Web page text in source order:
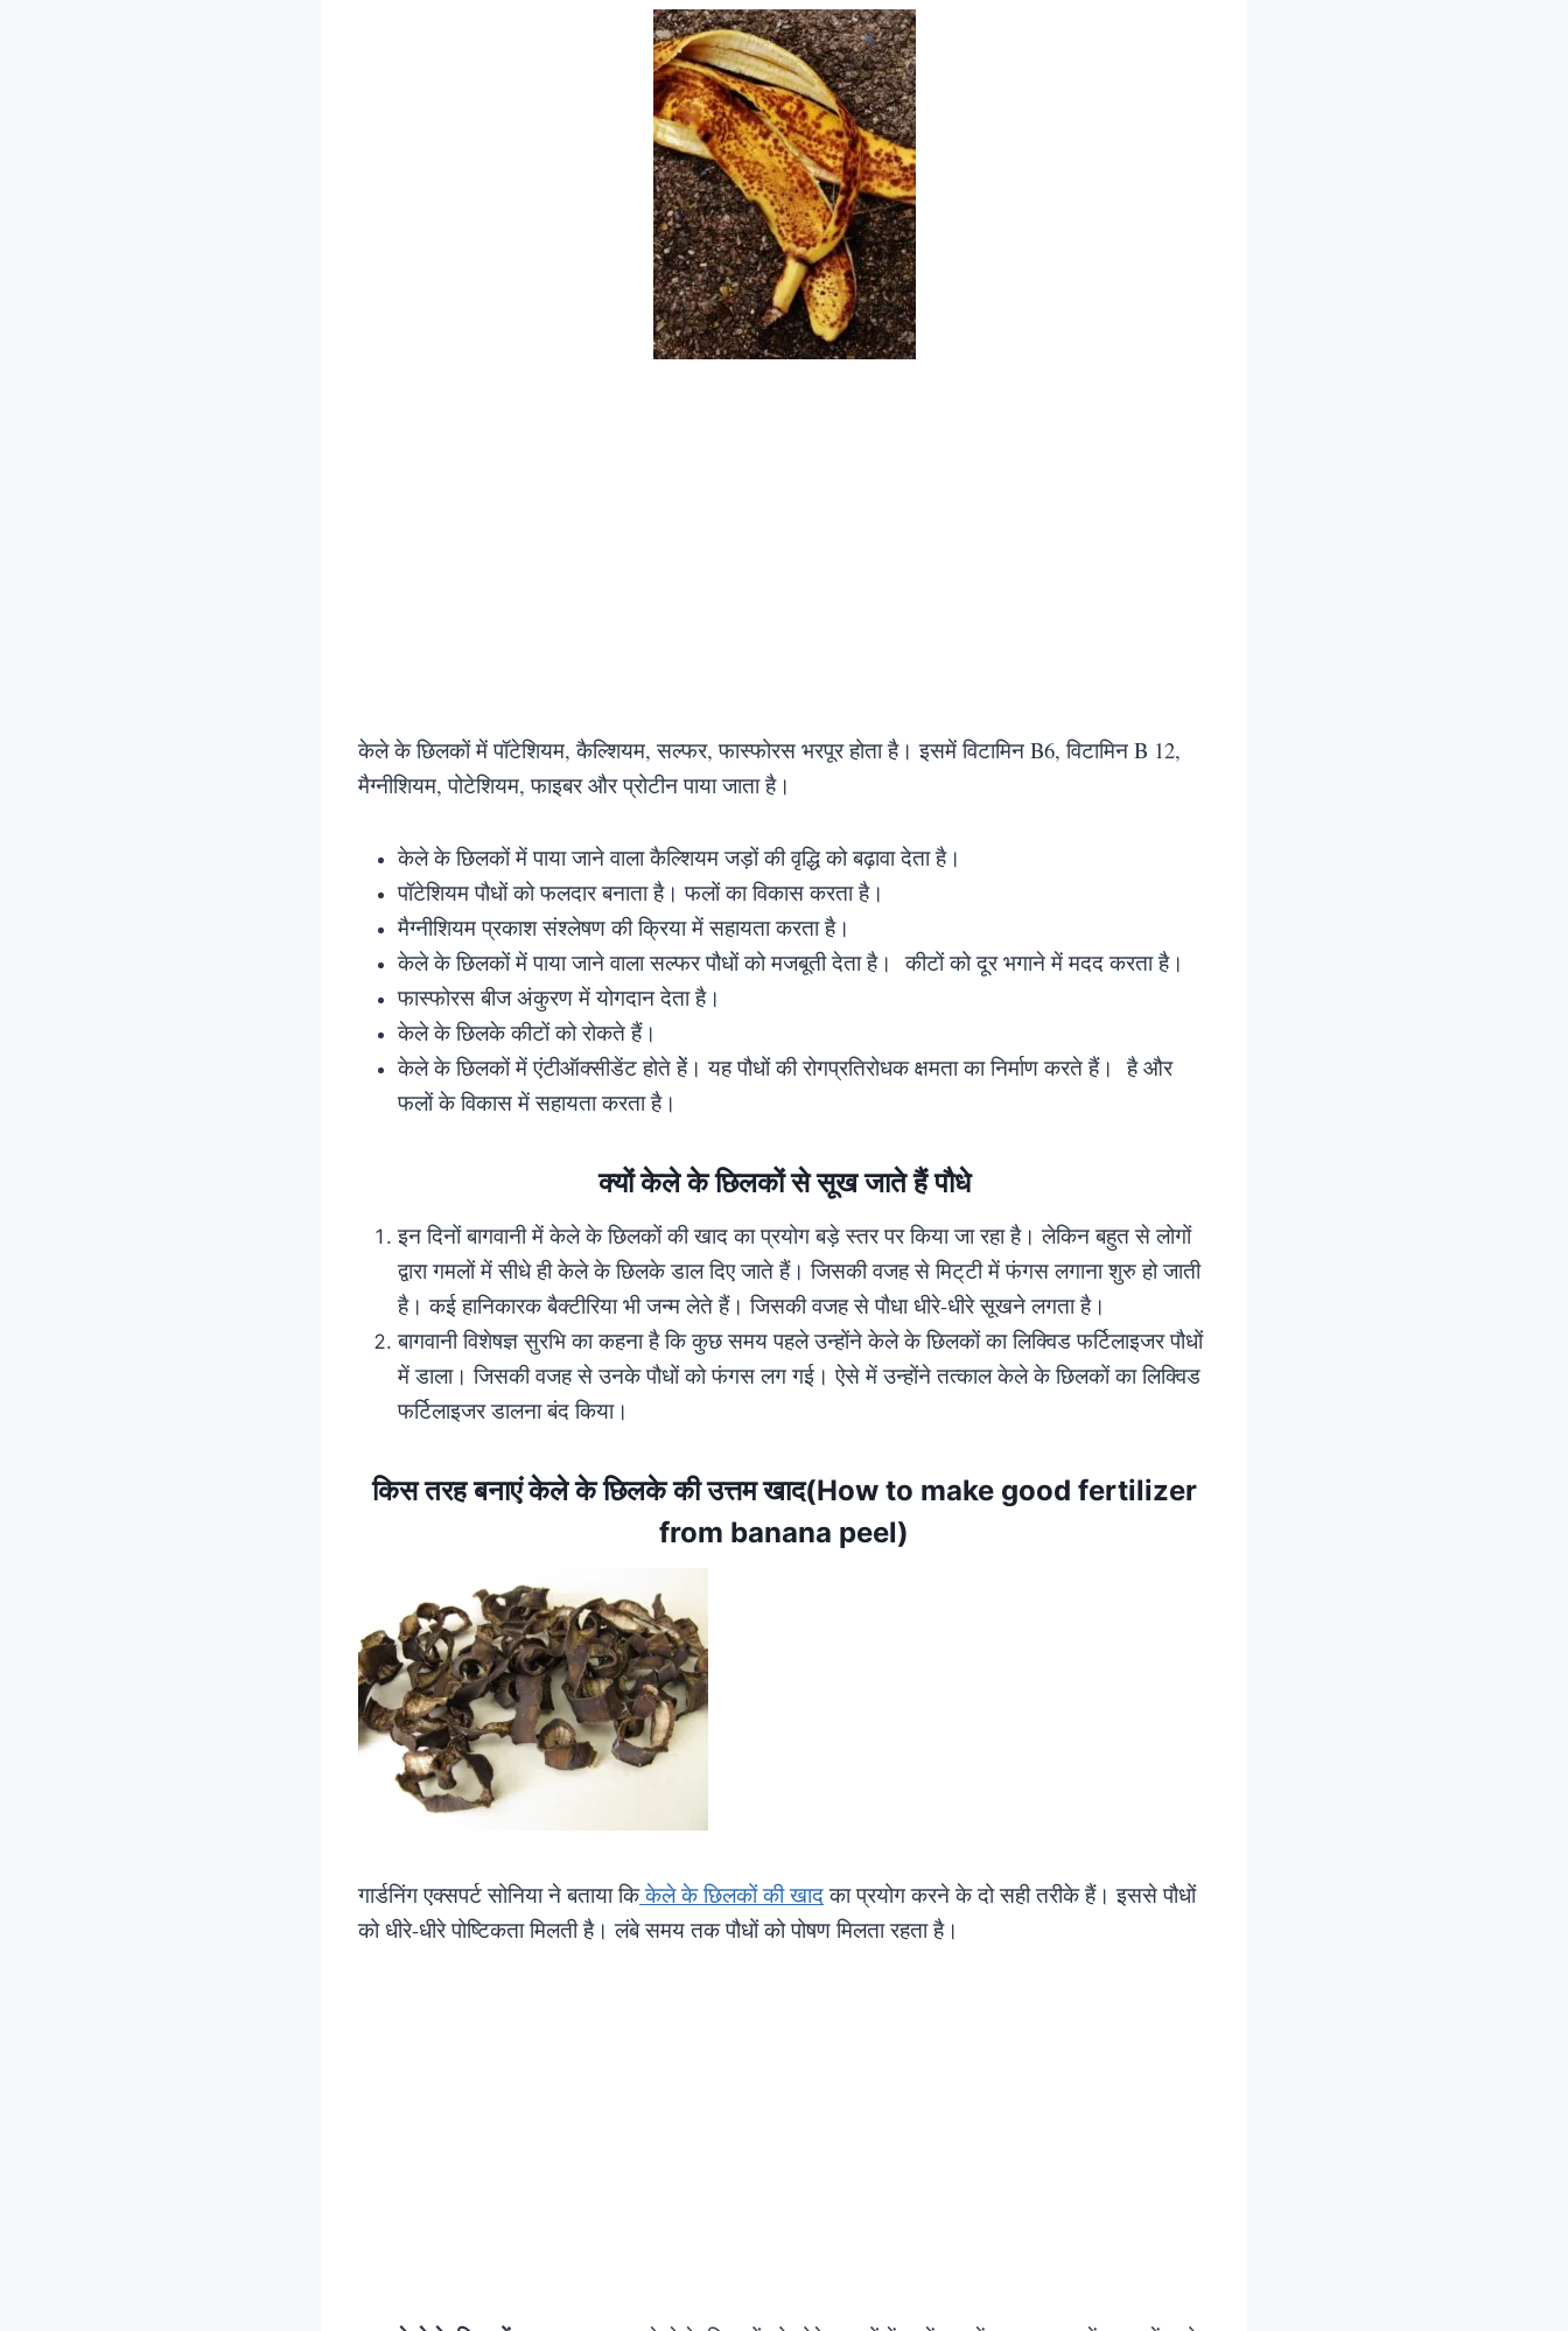
केले के छिलकों में पॉटेशियम, कैल्शियम, सल्फर, फास्फोरस भरपूर होता है। इसमें विटामिन B6, विटामिन B 12,
मैग्नीशियम, पोटेशियम, फाइबर और प्रोटीन पाया जाता है।
केले के छिलकों में पाया जाने वाला कैल्शियम जड़ों की वृद्धि को बढ़ावा देता है।
पॉटेशियम पौधों को फलदार बनाता है। फलों का विकास करता है।
मैग्नीशियम प्रकाश संश्लेषण की क्रिया में सहायता करता है।
केले के छिलकों में पाया जाने वाला सल्फर पौधों को मजबूती देता है। कीटों को दूर भगाने में मदद करता है।
फास्फोरस बीज अंकुरण में योगदान देता है।
केले के छिलके कीटों को रोकते हैं।
केले के छिलकों में एंटीऑक्सीडेंट होते हेें। यह पौधों की रोगप्रतिरोधक क्षमता का निर्माण करते हैं। है और
फलों के विकास में सहायता करता है।
क्यों केले के छिलकों से सूख जाते हैं पौधे
इन दिनों बागवानी में केले के छिलकों की खाद का प्रयोग बड़े स्तर पर किया जा रहा है। लेकिन बहुत से लोगों
द्वारा गमलों में सीधे ही केले के छिलके डाल दिए जाते हैं। जिसकी वजह से मिट्‌टी में फंगस लगाना शुरु हो जाती
है। कई हानिकारक बैक्टीरिया भी जन्म लेते हैं। जिसकी वजह से पौधा धीरे-धीरे सूखने लगता है।
बागवानी विशेषज्ञ सुरभि का कहना है कि कुछ समय पहले उन्होंने केले के छिलकों का लिक्विड फर्टिलाइजर पौधों
में डाला। जिसकी वजह से उनके पौधों को फंगस लग गई। ऐसे में उन्होंने तत्काल केले के छिलकों का लिक्विड
फर्टिलाइजर डालना बंद किया।
किस तरह बनाएं केले के छिलके की उत्तम खाद(How to make good fertilizer
from banana peel)
गार्डनिंग एक्सपर्ट सोनिया ने बताया किकेले के छिलकों की खादका प्रयोग करने के दो सही तरीके हैं। इससे पौधों
को धीरे-धीरे पोष्टिकता मिलती है। लंबे समय तक पौधों को पोषण मिलता रहता है।